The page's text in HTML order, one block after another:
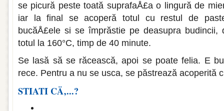
se picură peste toată suprafaÅ£a o lingură de
iar la final se acoperă to­tul cu restul de
bucăÅ£ele si se împrăstie pe deasupra
totul la 160°C, timp de 40 minute.
Se lasă să se răcească, apoi se poate felia. E
rece. Pentru a nu se usca, se păstrează acoperită
STIATI CÄ‚...?